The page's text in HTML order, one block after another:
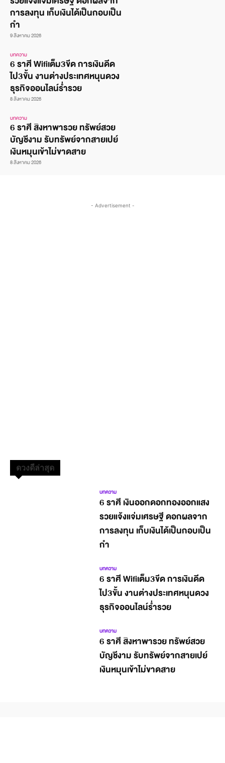
การลงทุน เก็บเงินได้เป็นกอบเป็น
กำ
9 สิงหาคม 2026
บทความ
6 ราศี Wifiเต็ม3ขีด การเงินดีด
ไป3ขั้น งานต่างประเทศหนุนดวง
ธุรกิจออนไลน์ร่ำรวย
8 สิงหาคม 2026
บทความ
6 ราศี สิงหาพารวย ทรัพย์สวย
บัญชีงาม รับทรัพย์จากสายเปย์
เงินหมุนเข้าไม่ขาดสาย
8 สิงหาคม 2026
- Advertisement -
ดวงดีล่าสุด
บทความ
6 ราศี เงินออกดอกทองออกแสง
รวยแจ้งแจ่มเศรษฐี ดอกผลจาก
การลงทุน เก็บเงินได้เป็นกอบเป็น
กำ
บทความ
6 ราศี Wifiเต็ม3ขีด การเงินดีด
ไป3ขั้น งานต่างประเทศหนุนดวง
ธุรกิจออนไลน์ร่ำรวย
บทความ
6 ราศี สิงหาพารวย ทรัพย์สวย
บัญชีงาม รับทรัพย์จากสายเปย์
เงินหมุนเข้าไม่ขาดสาย